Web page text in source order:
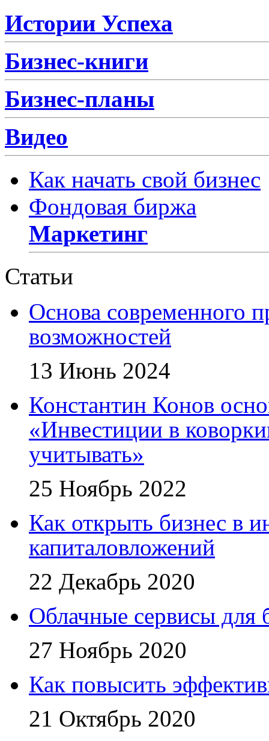
Истории Успеха
Бизнес-книги
Бизнес-планы
Видео
Как начать свой бизнес
Фондовая биржа
Маркетинг
Статьи
Основа современного
возможностей
13 Июнь 2024
Константин Конов
«Инвестиции в
учитывать»
25 Ноябрь 2022
Как открыть бизнес в
капиталовложений
22 Декабрь 2020
Облачные сервисы для
27 Ноябрь 2020
Как повысить
21 Октябрь 2020